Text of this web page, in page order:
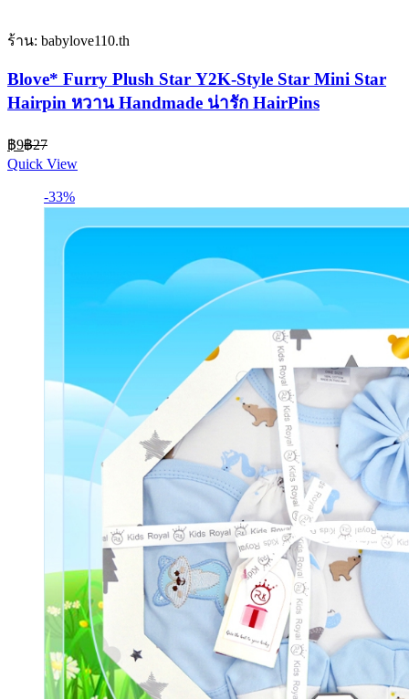
ร้าน: babylove110.th
Blove* Furry Plush Star Y2K-Style Star Mini Star
Hairpin หวาน Handmade น่ารัก HairPins
฿9Current
price
is:
฿27Original
price
was:
฿27.
Quick View
-33%